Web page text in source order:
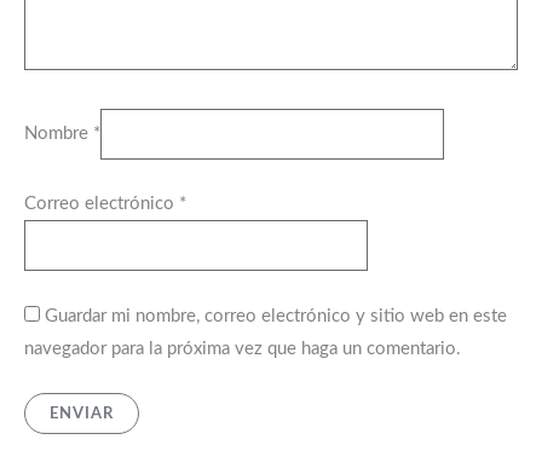
Nombre *
Correo electrónico *
Guardar mi nombre, correo electrónico y sitio web en este
navegador para la próxima vez que haga un comentario.